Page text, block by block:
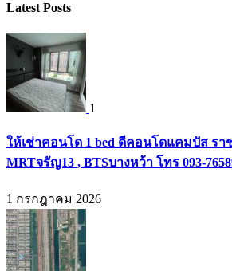
Latest Posts
1
ให้เช่าคอนโด 1 bed ดีคอนโดแคมปัส ร
MRTจรัญ13 , BTSบางหว้า โทร 093-
1 กรกฎาคม 2026